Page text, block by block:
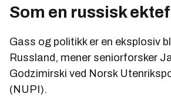
Som en russisk
Gass og politikk er en eksplosiv
Russland, mener seniorforsker
Godzimirski ved Norsk
(NUPI).